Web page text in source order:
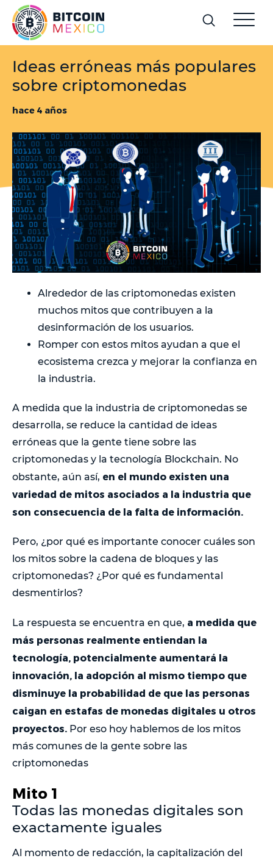
Ideas erróneas más populares
sobre criptomonedas
hace 4 años
Alrededor de las criptomonedas existen
muchos mitos que contribuyen a la
desinformación de los usuarios.
Romper con estos mitos ayudan a que el
ecosistema crezca y mejorar la confianza en
la industria.
A medida que la industria de criptomonedas se
desarrolla, se reduce la cantidad de ideas
erróneas que la gente tiene sobre las
criptomonedas y la tecnología Blockchain. No
obstante, aún así, en el mundo existen una
variedad de mitos asociados a la industria que
son consecuencia de la falta de información.
Pero, ¿por qué es importante conocer cuáles son
los mitos sobre la cadena de bloques y las
criptomonedas? ¿Por qué es fundamental
desmentirlos?
La respuesta se encuentra en que, a medida que
más personas realmente entiendan la
tecnología, potencialmente aumentará la
innovación, la adopción al mismo tiempo que
disminuye la probabilidad de que las personas
caigan en estafas de monedas digitales u otros
proyectos. Por eso hoy hablemos de los mitos
más comunes de la gente sobre las
criptomonedas
Mito 1
Todas las monedas digitales son
exactamente iguales
Al momento de redacción, la capitalización del